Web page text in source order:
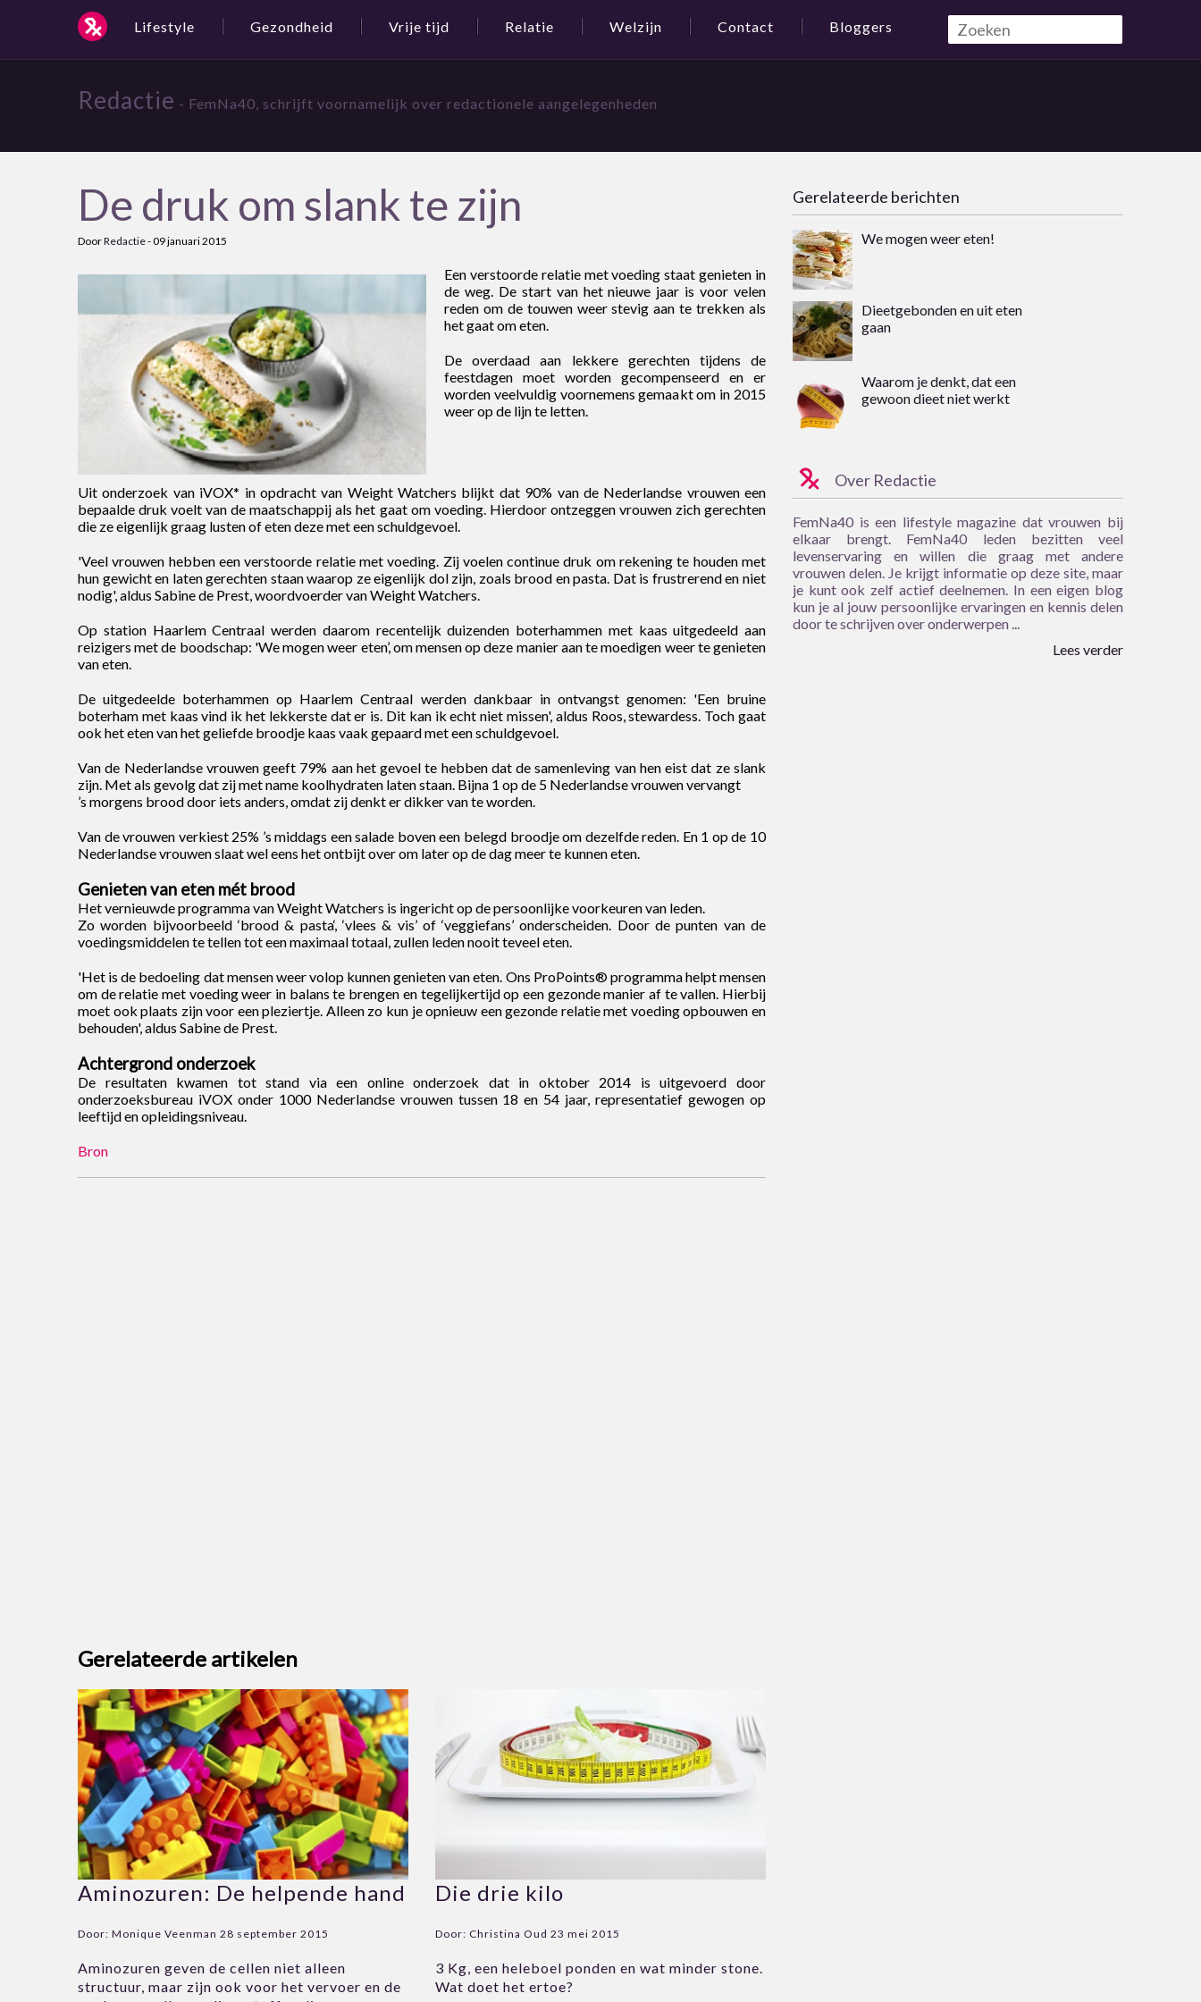
Lifestyle Gezondheid Vrije tijd Relatie Welzijn Contact Bloggers
Redactie - FemNa40, schrijft voornamelijk over redactionele aangelegenheden
De druk om slank te zijn
DoorRedactie-09 januari 2015
Een verstoorde relatie met voeding staat genieten in
de weg. De start van het nieuwe jaar is voor velen
reden om de touwen weer stevig aan te trekken als
het gaat om eten.
De overdaad aan lekkere gerechten tijdens de
feestdagen moet worden gecompenseerd en er
worden veelvuldig voornemens gemaakt om in 2015
weer op de lijn te letten.
Uit onderzoek van iVOX* in opdracht van Weight Watchers blijkt dat 90% van de Nederlandse vrouwen een
bepaalde druk voelt van de maatschappij als het gaat om voeding. Hierdoor ontzeggen vrouwen zich gerechten
die ze eigenlijk graag lusten of eten deze met een schuldgevoel.
'Veel vrouwen hebben een verstoorde relatie met voeding. Zij voelen continue druk om rekening te houden met
hun gewicht en laten gerechten staan waarop ze eigenlijk dol zijn, zoals brood en pasta. Dat is frustrerend en niet
nodig', aldus Sabine de Prest, woordvoerder van Weight Watchers.
Op station Haarlem Centraal werden daarom recentelijk duizenden boterhammen met kaas uitgedeeld aan
reizigers met de boodschap: 'We mogen weer eten’, om mensen op deze manier aan te moedigen weer te genieten
van eten.
De uitgedeelde boterhammen op Haarlem Centraal werden dankbaar in ontvangst genomen: 'Een bruine
boterham met kaas vind ik het lekkerste dat er is. Dit kan ik echt niet missen', aldus Roos, stewardess. Toch gaat
ook het eten van het geliefde broodje kaas vaak gepaard met een schuldgevoel.
Van de Nederlandse vrouwen geeft 79% aan het gevoel te hebben dat de samenleving van hen eist dat ze slank
zijn. Met als gevolg dat zij met name koolhydraten laten staan. Bijna 1 op de 5 Nederlandse vrouwen vervangt
’s morgens brood door iets anders, omdat zij denkt er dikker van te worden.
Van de vrouwen verkiest 25% ’s middags een salade boven een belegd broodje om dezelfde reden. En 1 op de 10
Nederlandse vrouwen slaat wel eens het ontbijt over om later op de dag meer te kunnen eten.
Genieten van eten mét brood
Het vernieuwde programma van Weight Watchers is ingericht op de persoonlijke voorkeuren van leden.
Zo worden bijvoorbeeld ‘brood & pasta‘, ‘vlees & vis’ of ‘veggiefans’ onderscheiden. Door de punten van de
voedingsmiddelen te tellen tot een maximaal totaal, zullen leden nooit teveel eten.
'Het is de bedoeling dat mensen weer volop kunnen genieten van eten. Ons ProPoints® programma helpt mensen
om de relatie met voeding weer in balans te brengen en tegelijkertijd op een gezonde manier af te vallen. Hierbij
moet ook plaats zijn voor een pleziertje. Alleen zo kun je opnieuw een gezonde relatie met voeding opbouwen en
behouden', aldus Sabine de Prest.
Achtergrond onderzoek
De resultaten kwamen tot stand via een online onderzoek dat in oktober 2014 is uitgevoerd door
onderzoeksbureau iVOX onder 1000 Nederlandse vrouwen tussen 18 en 54 jaar, representatief gewogen op
leeftijd en opleidingsniveau.
Bron
Gerelateerde artikelen
Aminozuren: De helpende hand
Door: Monique Veenman 28 september 2015
Aminozuren geven de cellen niet alleen
structuur, maar zijn ook voor het vervoer en de
Die drie kilo
Door: Christina Oud 23 mei 2015
3 Kg, een heleboel ponden en wat minder stone.
Wat doet het ertoe?
Gerelateerde berichten
We mogen weer eten!
Dieetgebonden en uit eten
gaan
Waarom je denkt, dat een
gewoon dieet niet werkt
Over Redactie
FemNa40 is een lifestyle magazine dat vrouwen bij
elkaar brengt. FemNa40 leden bezitten veel
levenservaring en willen die graag met andere
vrouwen delen. Je krijgt informatie op deze site, maar
je kunt ook zelf actief deelnemen. In een eigen blog
kun je al jouw persoonlijke ervaringen en kennis delen
door te schrijven over onderwerpen ...
Lees verder